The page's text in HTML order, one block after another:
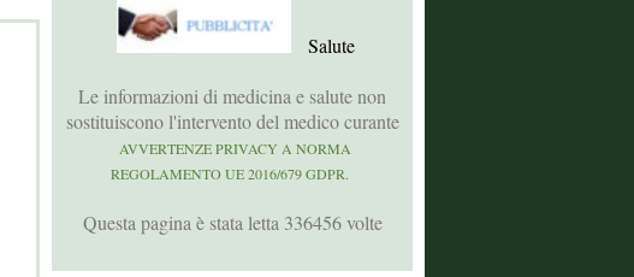
Salute
Le informazioni di medicina e salute non
sostituiscono l'intervento del medico curante
AVVERTENZE PRIVACY A NORMA
REGOLAMENTO UE 2016/679 GDPR.
Questa pagina è stata letta 336456 volte